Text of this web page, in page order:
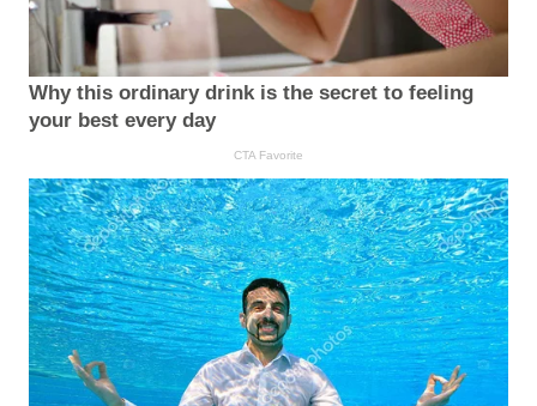
Why this ordinary drink is the secret to feeling
your best every day
CTA Favorite